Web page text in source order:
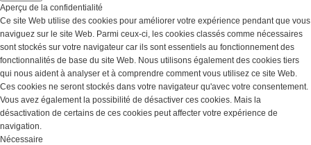
Aperçu de la confidentialité
Ce site Web utilise des cookies pour améliorer votre expérience pendant que vous
naviguez sur le site Web. Parmi ceux-ci, les cookies classés comme nécessaires
sont stockés sur votre navigateur car ils sont essentiels au fonctionnement des
fonctionnalités de base du site Web. Nous utilisons également des cookies tiers
qui nous aident à analyser et à comprendre comment vous utilisez ce site Web.
Ces cookies ne seront stockés dans votre navigateur qu'avec votre consentement.
Vous avez également la possibilité de désactiver ces cookies. Mais la
désactivation de certains de ces cookies peut affecter votre expérience de
navigation.
Nécessaire